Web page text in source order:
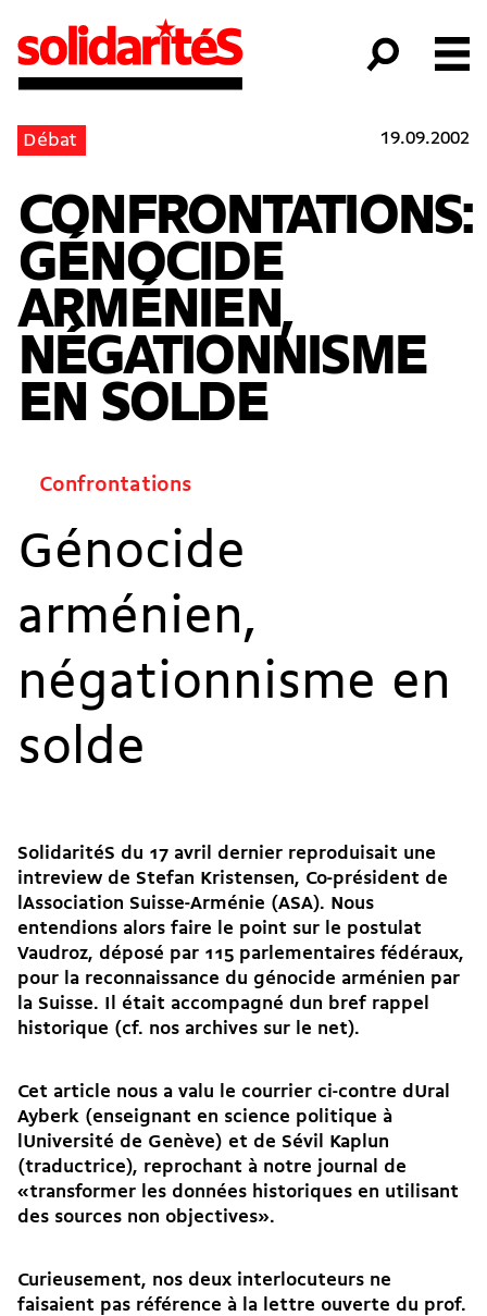
Débat 19.09.2002
CONFRONTATIONS:
GÉNOCIDE
ARMÉNIEN,
NÉGATIONNISME
EN SOLDE
Confrontations
Génocide
arménien,
négationnisme en
solde
SolidaritéS du 17 avril dernier reproduisait une
intreview de Stefan Kristensen, Co-président de
lAssociation Suisse-Arménie (ASA). Nous
entendions alors faire le point sur le postulat
Vaudroz, déposé par 115 parlementaires fédéraux,
pour la reconnaissance du génocide arménien par
la Suisse. Il était accompagné dun bref rappel
historique (cf. nos archives sur le net).
Cet article nous a valu le courrier ci-contre dUral
Ayberk (enseignant en science politique à
lUniversité de Genève) et de Sévil Kaplun
(traductrice), reprochant à notre journal de
«transformer les données historiques en utilisant
des sources non objectives».
Curieusement, nos deux interlocuteurs ne
faisaient pas référence à la lettre ouverte du prof.